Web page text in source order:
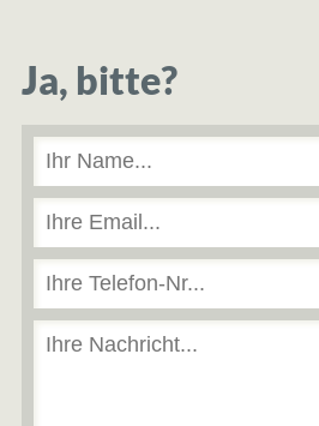
Ja, bitte?